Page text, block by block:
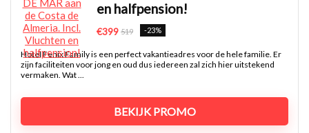
en halfpension!
€399 519 -23%
Hotel Fenix Family is een perfect vakantieadres voor de hele familie. Er
zijn faciliteiten voor jong en oud dus iedereen zal zich hier uitstekend
vermaken. Wat ...
BEKIJK PROMO